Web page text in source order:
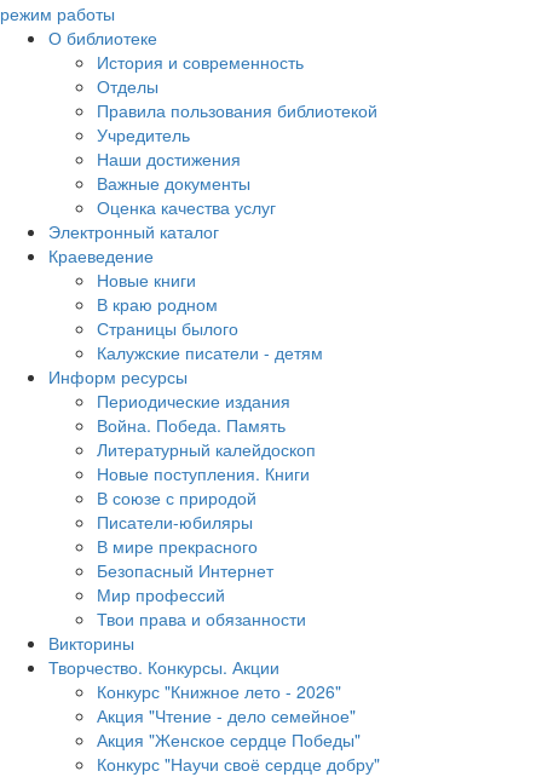
режим работы
О библиотеке
История и современность
Отделы
Правила пользования библиотекой
Учредитель
Наши достижения
Важные документы
Оценка качества услуг
Электронный каталог
Краеведение
Новые книги
В краю родном
Страницы былого
Калужские писатели - детям
Информ ресурсы
Периодические издания
Война. Победа. Память
Литературный калейдоскоп
Новые поступления. Книги
В союзе с природой
Писатели-юбиляры
В мире прекрасного
Безопасный Интернет
Мир профессий
Твои права и обязанности
Викторины
Творчество. Конкурсы. Акции
Конкурс "Книжное лето - 2026"
Акция "Чтение - дело семейное"
Акция "Женское сердце Победы"
Конкурс "Научи своё сердце добру"